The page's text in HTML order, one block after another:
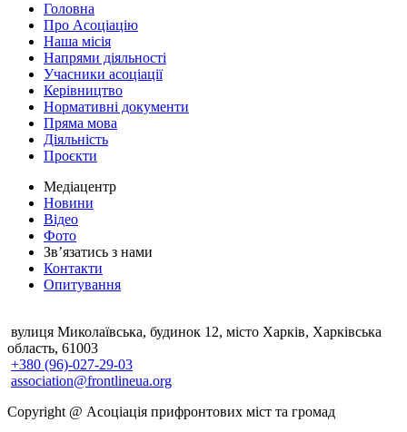
Головна
Про Асоціацію
Наша місія
Напрями діяльності
Учасники асоціації
Керівництво
Нормативні документи
Пряма мова
Діяльність
Проєкти
Медіацентр
Новини
Відео
Фото
Зв’язатись з нами
Контакти
Опитування
вулиця Миколаївська, будинок 12, місто Харків, Харківська
область, 61003
+380 (96)-027-29-03
association@frontlineua.org
Copyright @ Асоціація прифронтових міст та громад